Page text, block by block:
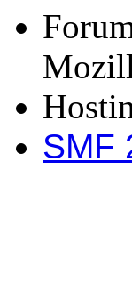
SMF